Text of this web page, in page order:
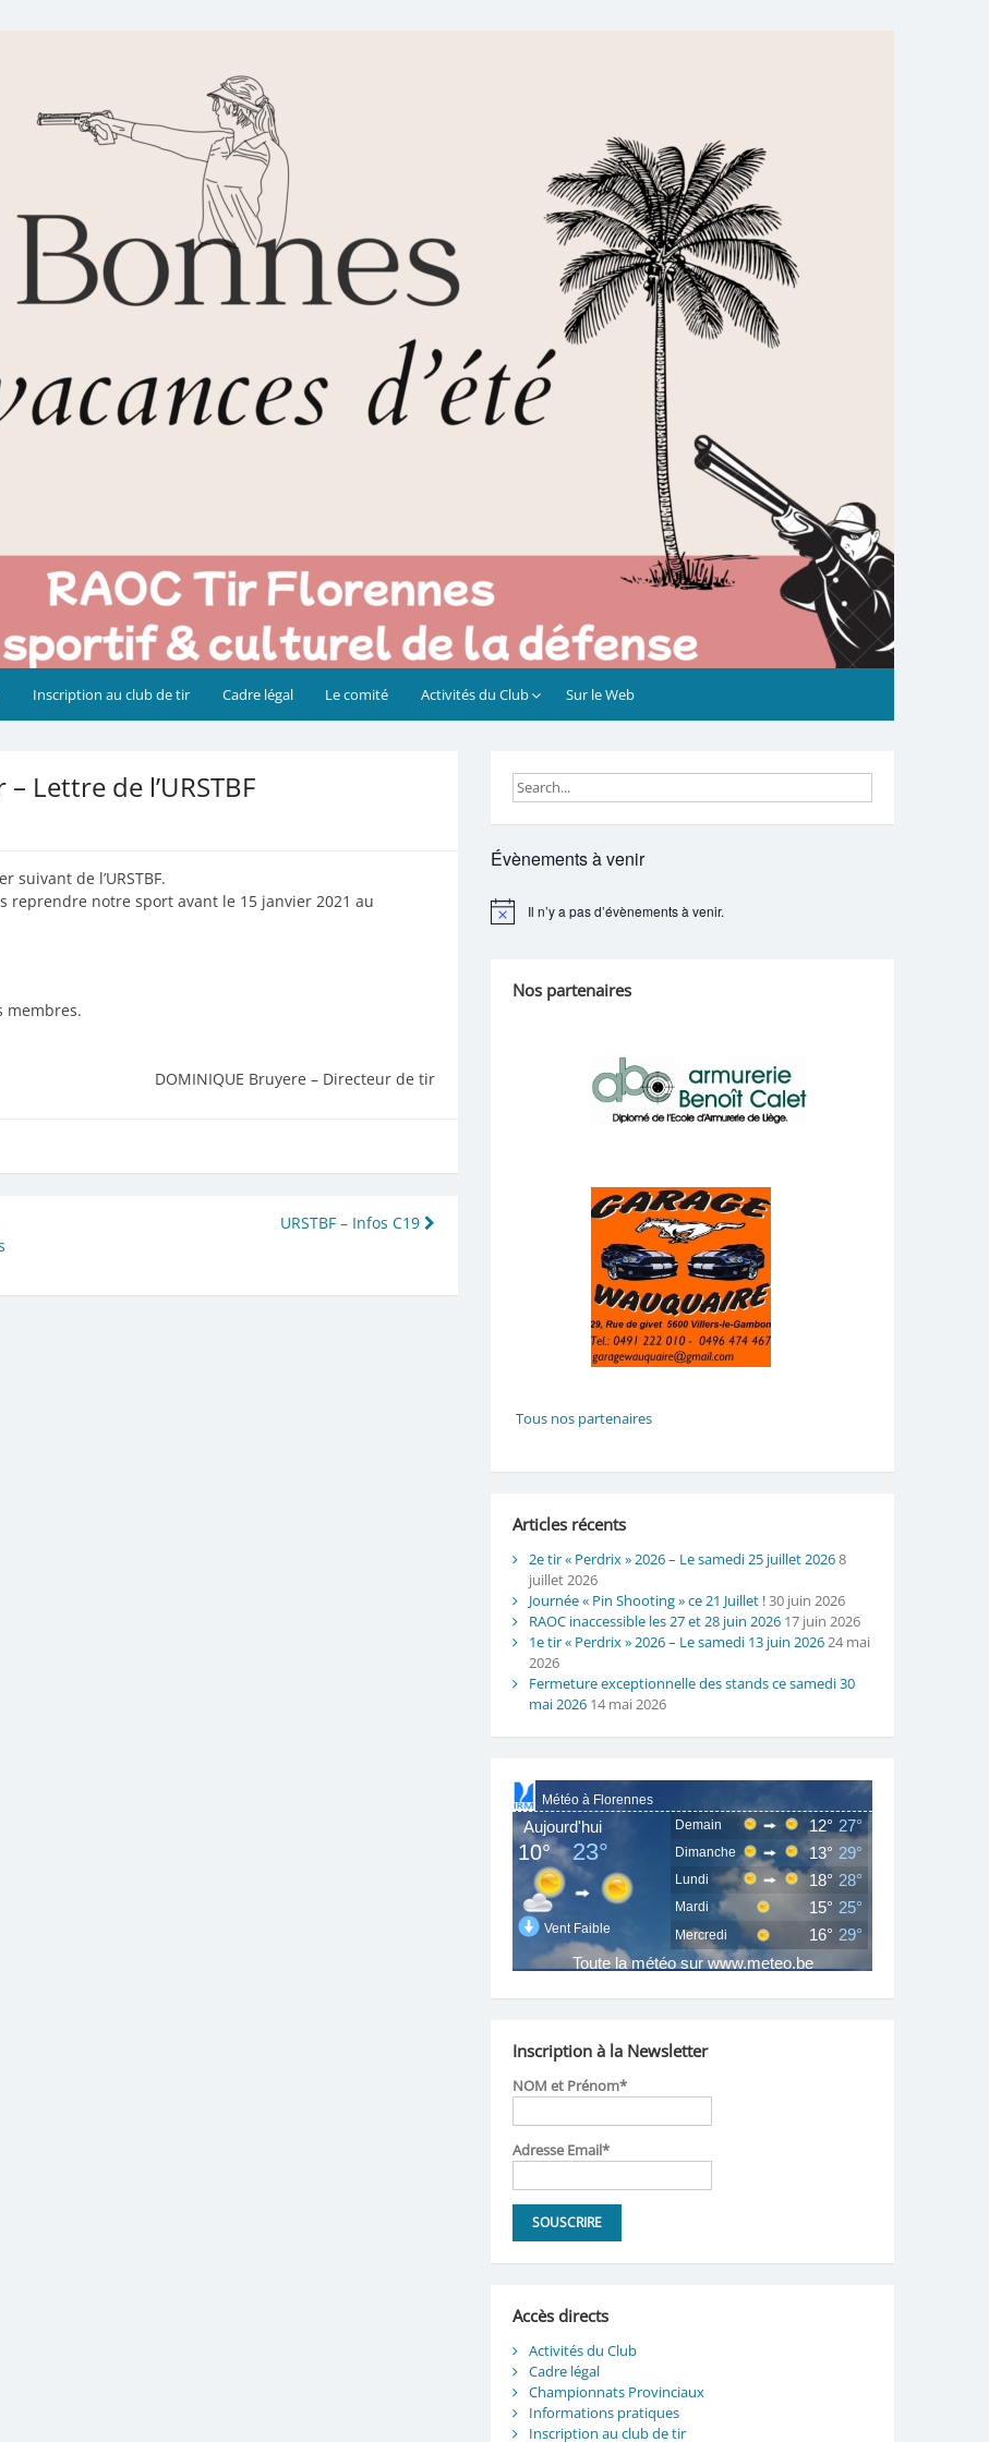
Inscription au club de tir Cadre légal Le comité Activités du Club Sur le Web
Lettre de l’URSTBF
de l’URSTBF.
reprendre notre sport avant le 15 janvier 2021 au
membres.
DOMINIQUE Bruyere – Directeur de tir
URSTBF – Infos C19
Évènements à venir
Notice Il n’y a pas d’évènements à venir.
Nos partenaires
Tous nos partenaires
Articles récents
2e tir « Perdrix » 2026 – Le samedi 25 juillet 20268
juillet 2026
Journée « Pin Shooting » ce 21 Juillet !30 juin 2026
RAOC inaccessible les 27 et 28 juin 2026 17 juin 2026
1e tir « Perdrix » 2026 – Le samedi 13 juin 202624 mai
2026
Fermeture exceptionnelle des stands ce samedi 30
mai 2026 14 mai 2026
Inscription à la Newsletter
NOM et Prénom*
Adresse Email*
Accès directs
Activités du Club
Cadre légal
Championnats Provinciaux
Informations pratiques
Inscription au club de tir